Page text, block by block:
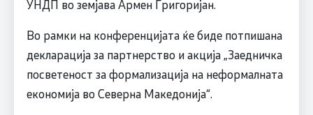
УНДП во земјава Армен Григоријан.
Во рамки на конференцијата ќе биде потпишана
декларација за партнерство и акција „Заедничка
посветеност за формализација на неформалната
економија во Северна Македонија“.